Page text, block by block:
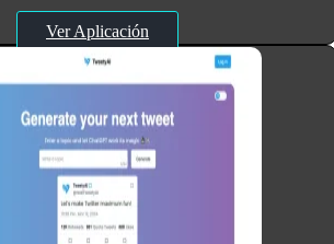
Ver Aplicación